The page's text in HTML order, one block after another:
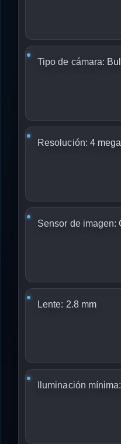
Tipo de cámara:
Resolución: 4
Sensor de imagen:
Lente: 2.8 mm
Iluminación mínima: